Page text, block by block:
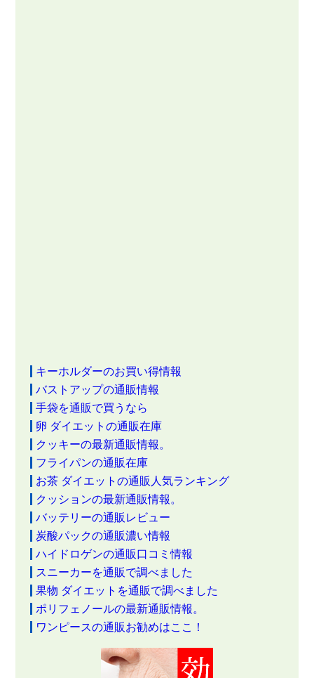
キーホルダーのお買い得情報
バストアップの通販情報
手袋を通販で買うなら
卵 ダイエットの通販在庫
クッキーの最新通販情報。
フライパンの通販在庫
お茶 ダイエットの通販人気ランキング
クッションの最新通販情報。
バッテリーの通販レビュー
炭酸パックの通販濃い情報
ハイドロゲンの通販口コミ情報
スニーカーを通販で調べました
果物 ダイエットを通販で調べました
ポリフェノールの最新通販情報。
ワンピースの通販お勧めはここ！